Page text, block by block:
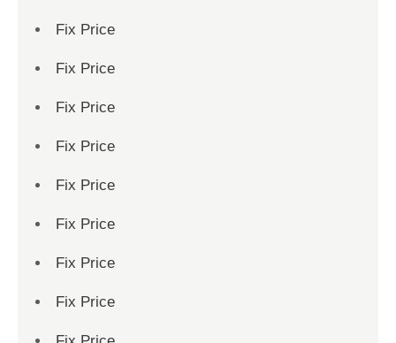
Fix Price
Fix Price
Fix Price
Fix Price
Fix Price
Fix Price
Fix Price
Fix Price